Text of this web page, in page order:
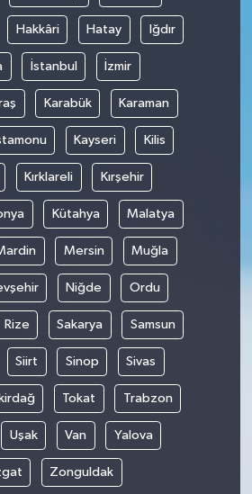
Hakkâri Hatay Iğdır
İstanbul İzmir
Karabük Karaman
Kayseri Kilis
Kırklareli Kırşehir
Kütahya Malatya
Mersin Muğla
Niğde Ordu
Rize Sakarya Samsun
Siirt Sinop Sivas
Tokat Trabzon
Uşak Van Yalova
Zonguldak